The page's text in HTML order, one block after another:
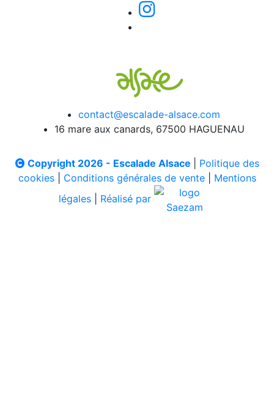
contact@escalade-alsace.com
16 mare aux canards, 67500 HAGUENAU
Copyright 2026 - Escalade Alsace
Politique des
cookies| Conditions générales de vente| Mentions
légales
Réalisé par